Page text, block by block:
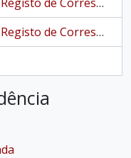
de Correspondencia com o Governo Civil